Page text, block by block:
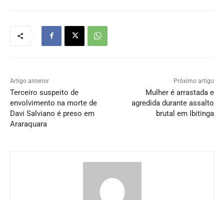
Artigo anterior
Terceiro suspeito de
envolvimento na morte de
Davi Salviano é preso em
Araraquara
Próximo artigo
Mulher é arrastada e
agredida durante assalto
brutal em Ibitinga